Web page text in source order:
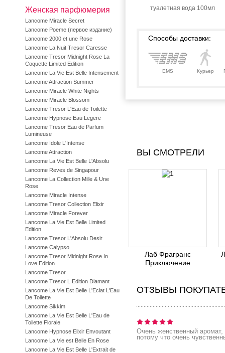
туалетная вода 100мл
Способы доставки:
EMS Курьер
ВЫ СМОТРЕЛИ
Лаб Фрагранс
Приключение
ОТЗЫВЫ
Очень женственный
потому что очень
Женская парфюмерия
Lancome Miracle Secret
Lancome Poeme (первое издание)
Lancome 2000 et une Rose
Lancome La Nuit Tresor Caresse
Lancome Tresor Midnight Rose La
Coquette Limited Edition
Lancome La Vie Est Belle Intensement
Lancome Attraction Summer
Lancome Miracle White Nights
Lancome Miracle Blossom
Lancome Tresor L'Eau de Toilette
Lancome Hypnose Eau Legere
Lancome Tresor Eau de Parfum
Lumineuse
Lancome Idole L'Intense
Lancome Attraction
Lancome La Vie Est Belle L'Absolu
Lancome Reves de Singapour
Lancome La Collection Mille & Une
Rose
Lancome Miracle Intense
Lancome Tresor Collection Elixir
Lancome Miracle Forever
Lancome La Vie Est Belle Limited
Edition
Lancome Tresor L'Absolu Desir
Lancome Calypso
Lancome Tresor Midnight Rose In
Love Edition
Lancome Tresor
Lancome Tresor L Edition Diamant
Lancome La Vie Est Belle L'Eclat L'Eau
De Toilette
Lancome Sikkim
Lancome La Vie Est Belle L'Eau de
Toilette Florale
Lancome Hypnose Elixir Envoutant
Lancome La Vie est Belle En Rose
Lancome La Vie Est Belle L'Extrait de